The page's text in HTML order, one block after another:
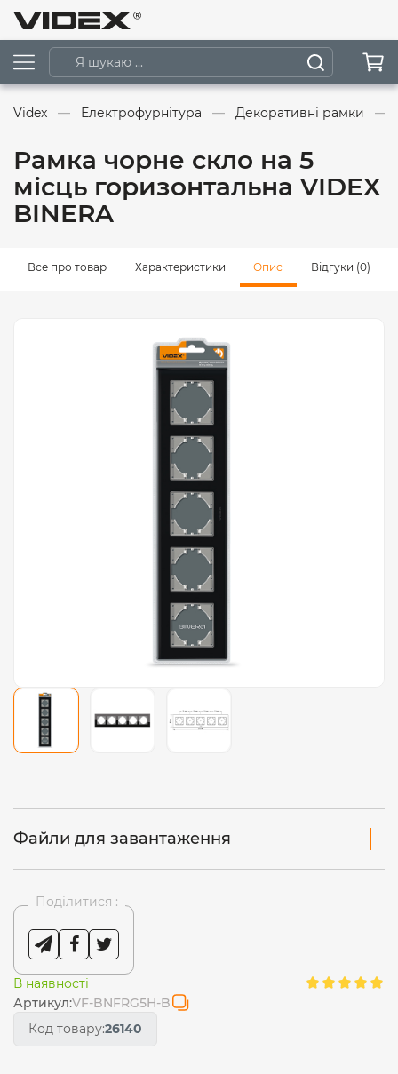
Videx Електрофурнітура Декоративні рамки
Рамка чорне скло на 5
місць горизонтальна VIDEX
BINERA
Все про товар Характеристики Опис Відгуки (0)
Файли для завантаження
Поділитися :
В наявності
Артикул:VF-BNFRG5H-B
Код товару:26140